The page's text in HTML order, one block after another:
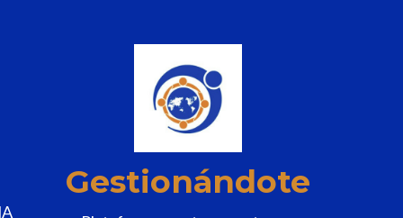
Gestionándote